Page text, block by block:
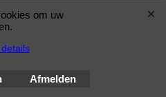
om uw
Afmelden